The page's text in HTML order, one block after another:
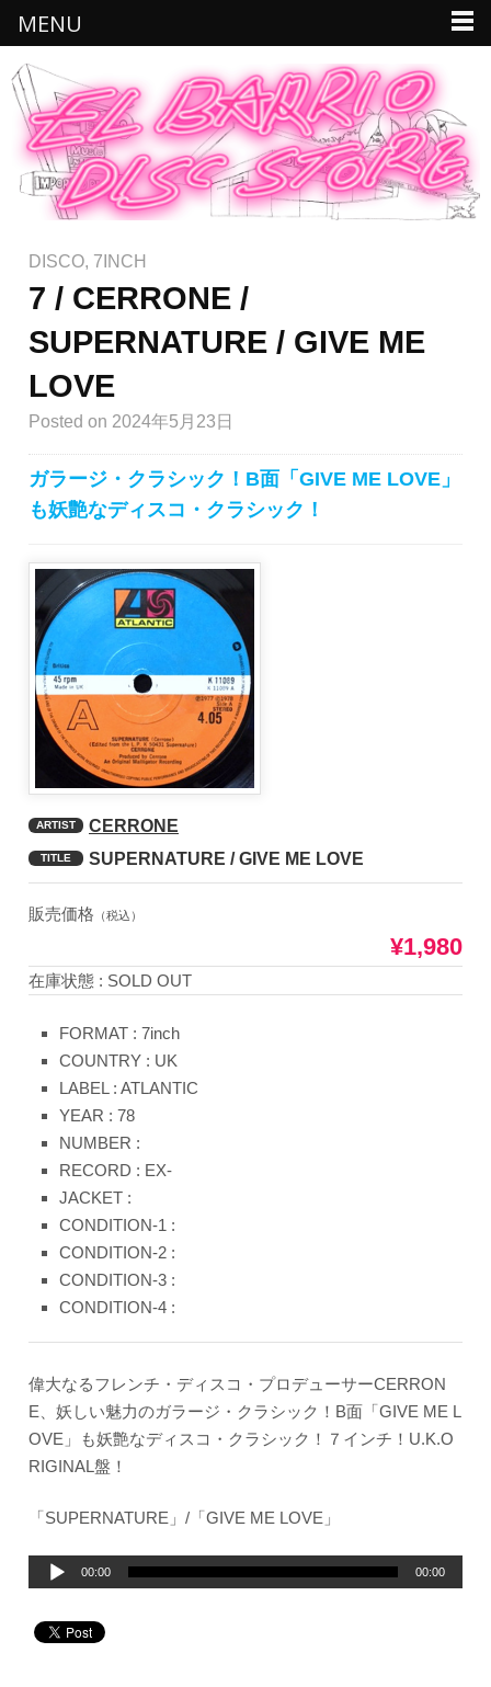
DISCO, 7INCH
7 / CERRONE /
SUPERNATURE / GIVE ME
LOVE
Posted on 2024年5月23日
ガラージ・クラシック！B面「GIVE ME LOVE」
も妖艶なディスコ・クラシック！
ARTIST CERRONE
TITLE SUPERNATURE / GIVE ME LOVE
販売価格 （税込）
¥1,980
在庫状態 : SOLD OUT
FORMAT : 7inch
COUNTRY : UK
LABEL : ATLANTIC
YEAR : 78
NUMBER :
RECORD : EX-
JACKET :
CONDITION-1 :
CONDITION-2 :
CONDITION-3 :
CONDITION-4 :
偉大なるフレンチ・ディスコ・プロデューサーCERRON
E、妖しい魅力のガラージ・クラシック！B面「GIVE ME L
OVE」も妖艶なディスコ・クラシック！７インチ！U.K.O
RIGINAL盤！
「SUPERNATURE」/「GIVE ME LOVE」
プ
00:00 00:00
MENU